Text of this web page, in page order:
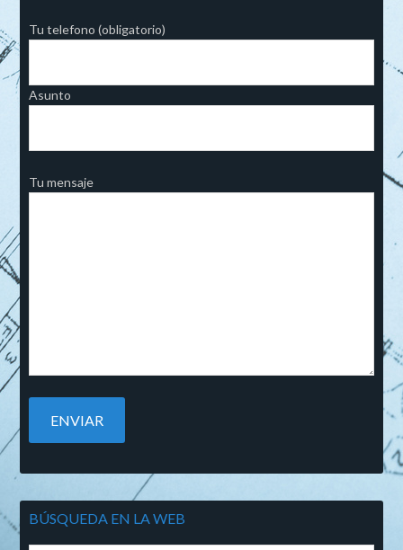
Tu telefono (obligatorio)
Asunto
Tu mensaje
BÚSQUEDA EN LA WEB